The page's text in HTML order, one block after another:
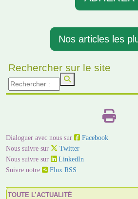
Nos articles les
Rechercher sur le site
Dialoguer avec nous sur
Facebook
Nous suivre sur
Twitter
Nous suivre sur
LinkedIn
Suivre notre
Flux RSS
TOUTE L’ACTUALITÉ